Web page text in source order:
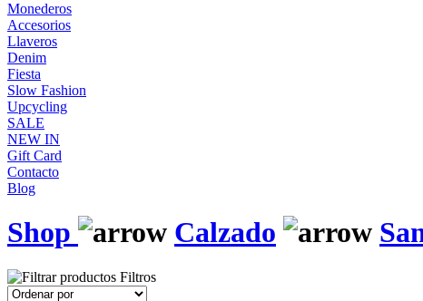
Monederos
Accesorios
Llaveros
Denim
Fiesta
Slow Fashion
Upcycling
SALE
NEW IN
Gift Card
Contacto
Blog
Shop Calzado
Filtros